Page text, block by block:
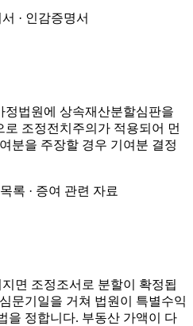
· 인감증명서
법원에 상속재산분할심판을
조정전치주의가 적용되어 먼
분을 주장할 경우 기여분 결정
록 · 증여 관련 자료
면 조정조서로 분할이 확정됩
문기일을 거쳐 법원이 특별수익
을 정합니다. 부동산 가액이 다